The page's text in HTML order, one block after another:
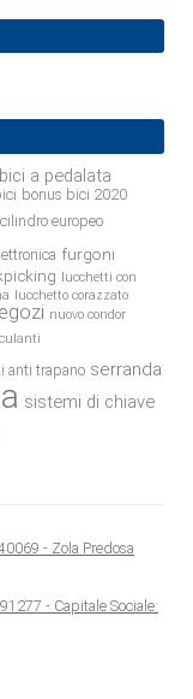
bici a pedalata
bonus bici 2020
cilindro europeo
furgoni
lucchetti con
lucchetto corazzato
nuovo condor
anti trapano serranda
sistemi di chiave
- Zola Predosa
- Capitale Sociale: